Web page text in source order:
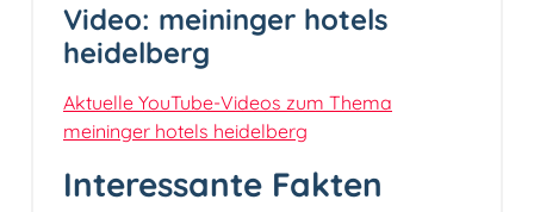
Video: meininger hotels
heidelberg
Aktuelle YouTube-Videos zum Thema
meininger hotels heidelberg
Interessante Fakten